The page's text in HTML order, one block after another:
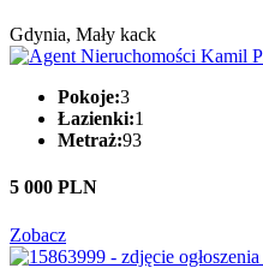
Gdynia, Mały kack
Pokoje:3
Łazienki:1
Metraż:93
5 000 PLN
Zobacz